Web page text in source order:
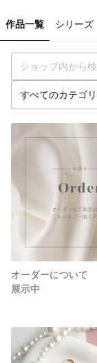
作品一覧 シリーズ
オーダーについて
展示中